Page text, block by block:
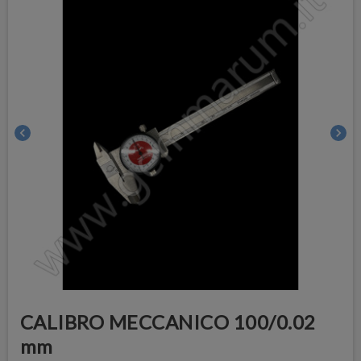
chevron_left chevron_right
CALIBRO MECCANICO 100/0.02
mm